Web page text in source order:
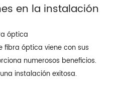
en la instalación
óptica
fibra óptica viene con sus
numerosos beneficios.
instalación exitosa.